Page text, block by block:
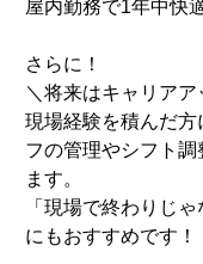
屋内勤務で1年中快
さらに！
＼将来はキャリアア
現場経験を積んだ
フの管理やシフト調
ます。
「現場で終わりじ
にもおすすめです！